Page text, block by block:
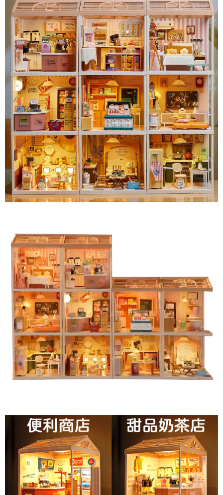
客戶支援中心」https://netprotections.freshdesk.com/support/home
【注意事項】
１．透過由恩沛科技股份有限公司提供之「AFTEE先享後付」服務完成之交
易，需依本服務之必要範圍內提供個人資料，並將交易相關給付款項請求債
權轉讓予恩沛科技股份有限公司。
２．關於個人資料處理事宜，請瀏覽以下網址：
https://aftee.tw/terms/#terms3
３．未成年的使用者請事先徵得法定代理人或監護人之同意方可使用
「AFTEE先享後付」，若未經同意申辦者引起之損失，本公司不負相關責
任。
４．使用「AFTEE先享後付」時，將依據個別帳號之用戶狀況，依本公司即
時審查核予不同之上限額度；若仍有額度不足之情形，本公司將視審查結果
請求用戶進行身份認證。
５．嚴禁一人註冊多個帳號或使用他人資訊註冊。若發現惡意使用之情形，
恩沛科技股份有限公司將有權停止該用戶之使用額度並採取法律行動。
7-11取貨付款 (運費70$)
每筆NT$70，滿NT$490(含以上)免運費
付款後7-11取貨 (運費70$)
每筆NT$70，滿NT$490(含以上)免運費
宅配寄送，滿490免運費(運費$70)
每筆NT$70，滿NT$490(含以上)免運費